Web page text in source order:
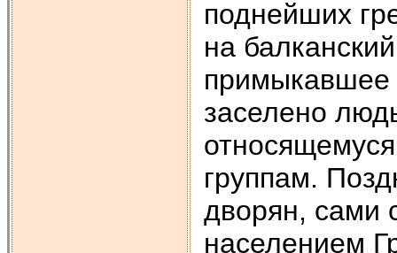
поднейших
на
заселено
группам.
дворян, сами
населением